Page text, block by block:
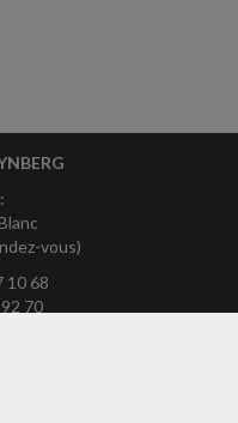
vous)
10 68
70